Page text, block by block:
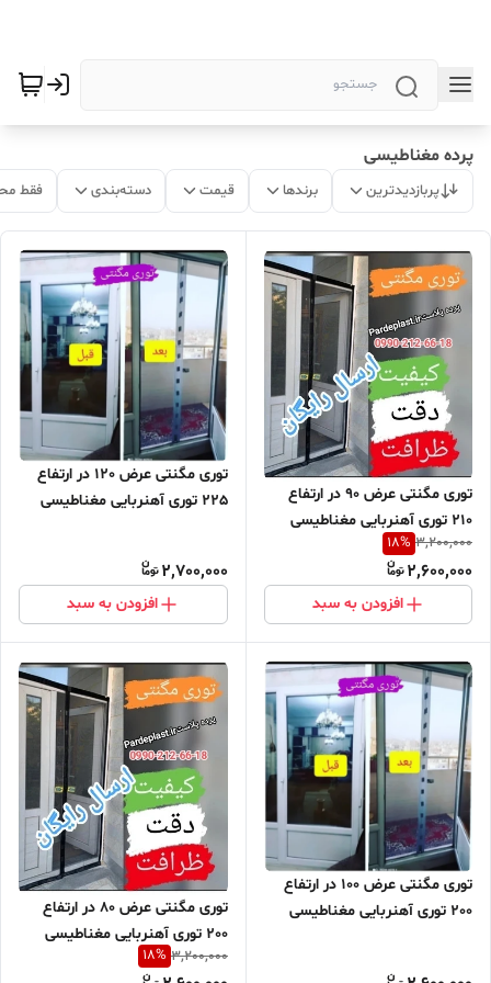
پرده مغناطیسی
پربازدیدترین برندها قیمت دسته‌بندی فقط
توری مگنتی عرض 90 در ارتفاع
210 توری آهنربایی مغناطیسی
مگنتیک توری پشه پشه بند پرده
مگنتی پرده توری بالکن توری
مغازه پرده مغازه
3,200,000
18%
2,600,000
افزودن به سبد
توری مگنتی عرض 120 در ارتفاع
225 توری آهنربایی مغناطیسی
مغازه پرده مغازه
2,700,000
افزودن به سبد
توری مگنتی عرض 100 در ارتفاع
200 توری آهنربایی مغناطیسی
توری مگنتی عرض 80 در ارتفاع
200 توری آهنربایی مغناطیسی
مگنتیک توری پشه پشه بند پرده
3,200,000
18%